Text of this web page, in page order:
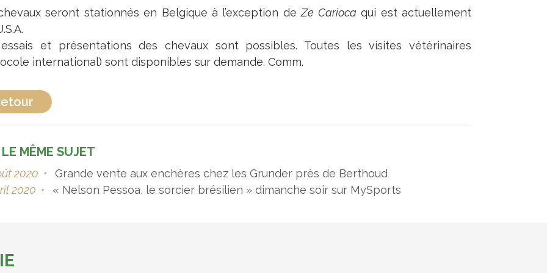
seront stationnés en Belgique à l’exception deZe Cariocaqui est actuellement
et présentations des chevaux sont possibles. Toutes les visites vétérinaires
international) sont disponibles sur demande. Comm.
MÊME SUJET
2020 •
Grande vente aux enchères chez les Grunder près de Berthoud
2020 • « Nelson Pessoa, le sorcier brésilien » dimanche soir sur MySports